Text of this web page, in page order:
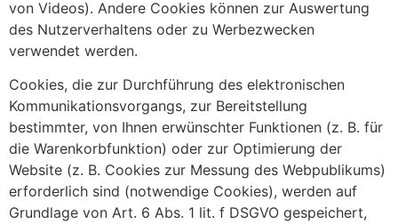
von Videos). Andere Cookies können zur Auswertung
des Nutzerverhaltens oder zu Werbezwecken
verwendet werden.
Cookies, die zur Durchführung des elektronischen
Kommunikationsvorgangs, zur Bereitstellung
bestimmter, von Ihnen erwünschter Funktionen (z. B. für
die Warenkorbfunktion) oder zur Optimierung der
Website (z. B. Cookies zur Messung des Webpublikums)
erforderlich sind (notwendige Cookies), werden auf
Grundlage von Art. 6 Abs. 1 lit. f DSGVO gespeichert,